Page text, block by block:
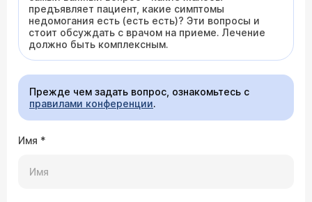
предъявляет пациент, какие симптомы
недомогания есть (есть есть)? Эти вопросы и
стоит обсуждать с врачом на приеме. Лечение
должно быть комплексным.
Прежде чем задать вопрос, ознакомьтесь с
правилами конференции.
Имя *